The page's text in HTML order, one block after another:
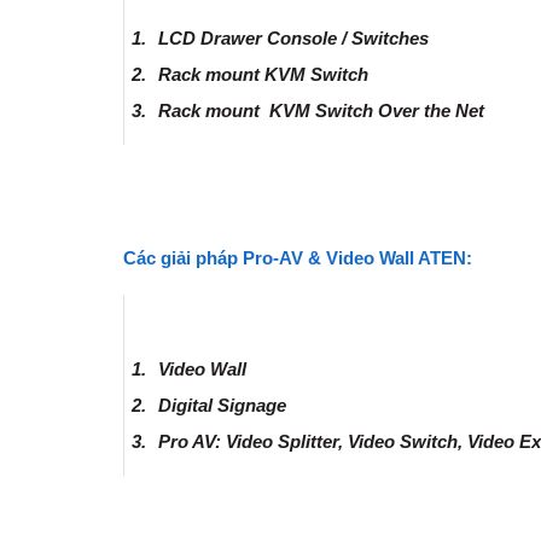
1.
LCD Drawer Console / Switches
2.
Rack mount KVM Switch
3.
Rack mount KVM Switch Over the Net
Các giải pháp Pro-AV & Video Wall ATEN:
1.
Video Wall
2.
Digital Signage
3.
Pro AV: Video Splitter, Video Switch, Video